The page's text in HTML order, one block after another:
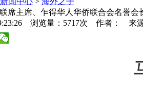
席主席、乍得华人华侨联合会名誉会
9:23:26 浏览量：5717次 作者： 来